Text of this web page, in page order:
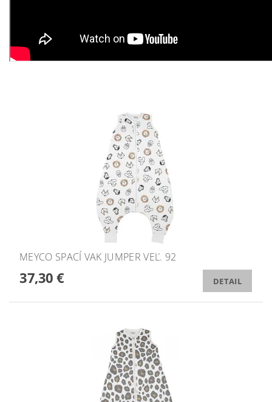
MEYCO SPACÍ VAK JUMPER VEĽ. 92
37,30 € DETAIL